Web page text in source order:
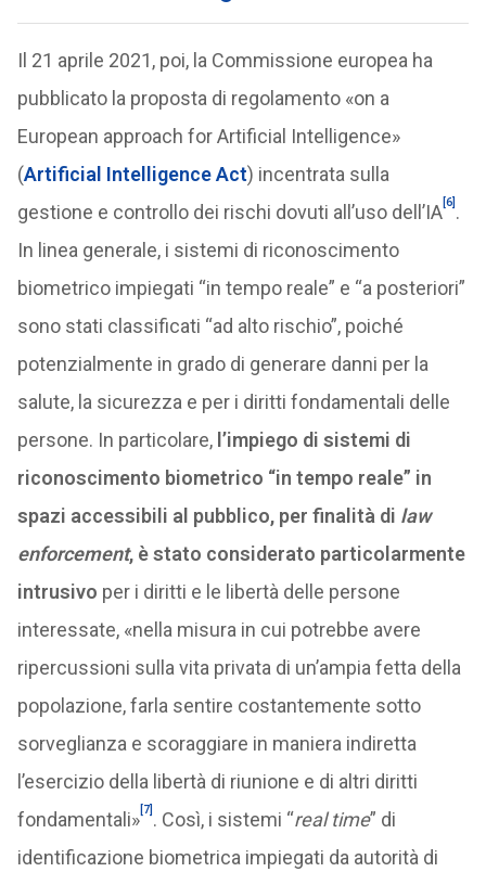
Il 21 aprile 2021, poi, la Commissione europea ha
pubblicato la proposta di regolamento «on a
European approach for Artificial Intelligence»
(Artificial Intelligence Act) incentrata sulla
gestione e controllo dei rischi dovuti all’uso dell’IA[6] .
In linea generale, i sistemi di riconoscimento
biometrico impiegati “in tempo reale” e “a posteriori”
sono stati classificati “ad alto rischio”, poiché
potenzialmente in grado di generare danni per la
salute, la sicurezza e per i diritti fondamentali delle
persone. In particolare, l’impiego di sistemi di
riconoscimento biometrico “in tempo reale” in
spazi accessibili al pubblico, per finalità di law
enforcement, è stato considerato particolarmente
intrusivo per i diritti e le libertà delle persone
interessate, «nella misura in cui potrebbe avere
ripercussioni sulla vita privata di un’ampia fetta della
popolazione, farla sentire costantemente sotto
sorveglianza e scoraggiare in maniera indiretta
l’esercizio della libertà di riunione e di altri diritti
fondamentali»[7] . Così, i sistemi “real time” di
identificazione biometrica impiegati da autorità di